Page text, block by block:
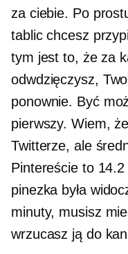
za ciebie. Po
tablic chcesz
tym jest to, że za
odwdzięczysz,
ponownie. Być
pierwszy. Wiem,
Twitterze, ale
Pintereście to
pinezka była
minuty, musisz
wrzucasz ją do